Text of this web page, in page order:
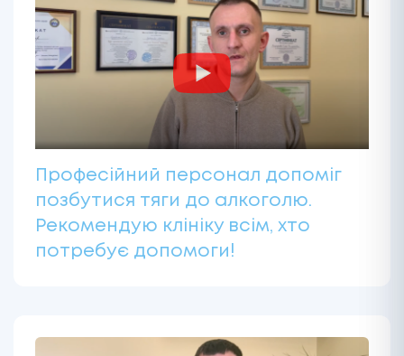
Професійний персонал допоміг
позбутися тяги до алкоголю.
Рекомендую клініку всім, хто
потребує допомоги!